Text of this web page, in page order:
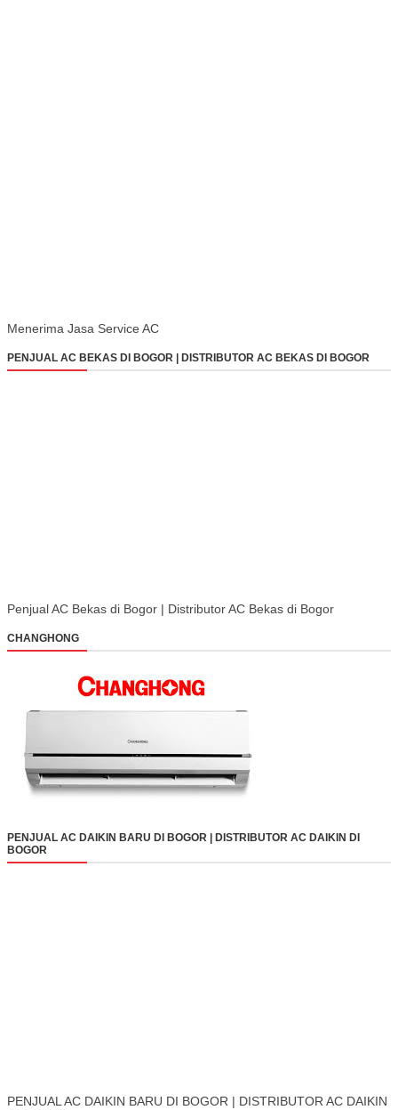
Menerima Jasa Service AC
PENJUAL AC BEKAS DI BOGOR | DISTRIBUTOR AC BEKAS DI BOGOR
Penjual AC Bekas di Bogor | Distributor AC Bekas di Bogor
CHANGHONG
PENJUAL AC DAIKIN BARU DI BOGOR | DISTRIBUTOR AC DAIKIN DI
BOGOR
PENJUAL AC DAIKIN BARU DI BOGOR | DISTRIBUTOR AC DAIKIN